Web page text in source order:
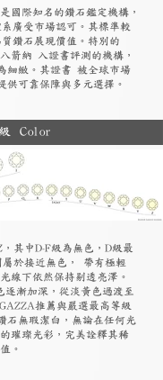
國際知名的鑽石鑑定機構，
廣受市場認可。其標準較
鑽石展現價值。特別的
箭納 入證書評測的機構，
細緻。其證書 被全球市場
供可靠保障與多元選擇。
色級 Color
其中D-F級為無色，D級最
屬於接近無色， 帶有極輕
線下依然保持剔透亮澤。
漸加深，從淡黃色過渡至
推薦與嚴選最高等級
石無瑕潔白，無論在任何光
璀璨光彩，完美詮釋其稀
。